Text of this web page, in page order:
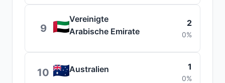
9
Vereinigte
Arabische Emirate
2
0%
10 Australien 1
0%